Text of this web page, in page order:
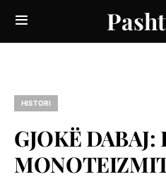
HISTORI
GJOKË DABAJ: